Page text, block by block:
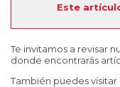
Este
Te invitamos a revisar
donde encontrarás
También puedes visitar